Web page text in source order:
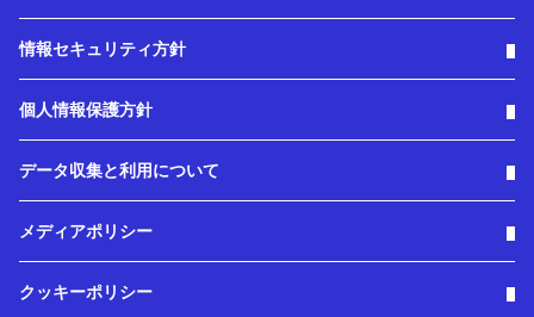
情報セキュリティ方針
個人情報保護方針
データ収集と利用について
メディアポリシー
クッキーポリシー